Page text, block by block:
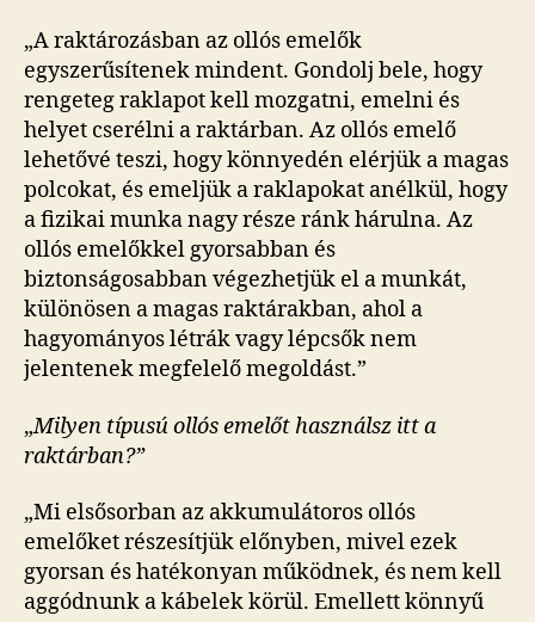
„A raktározásban az ollós emelők
egyszerűsítenek mindent. Gondolj bele, hogy
rengeteg raklapot kell mozgatni, emelni és
helyet cserélni a raktárban. Az ollós emelő
lehetővé teszi, hogy könnyedén elérjük a magas
polcokat, és emeljük a raklapokat anélkül, hogy
a fizikai munka nagy része ránk hárulna. Az
ollós emelőkkel gyorsabban és
biztonságosabban végezhetjük el a munkát,
különösen a magas raktárakban, ahol a
hagyományos létrák vagy lépcsők nem
jelentenek megfelelő megoldást.”
„Milyen típusú ollós emelőt használsz itt a
raktárban?”
„Mi elsősorban az akkumulátoros ollós
emelőket részesítjük előnyben, mivel ezek
gyorsan és hatékonyan működnek, és nem kell
aggódnunk a kábelek körül. Emellett könnyű